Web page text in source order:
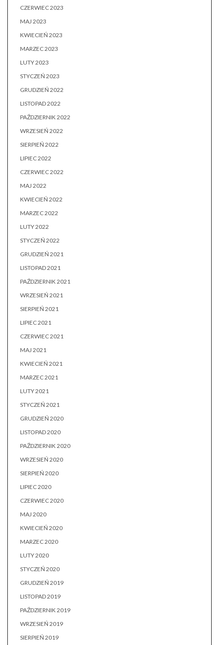
CZERWIEC 2023
MAJ 2023
KWIECIEŃ 2023
MARZEC 2023
LUTY 2023
STYCZEŃ 2023
GRUDZIEŃ 2022
LISTOPAD 2022
PAŹDZIERNIK 2022
WRZESIEŃ 2022
SIERPIEŃ 2022
LIPIEC 2022
CZERWIEC 2022
MAJ 2022
KWIECIEŃ 2022
MARZEC 2022
LUTY 2022
STYCZEŃ 2022
GRUDZIEŃ 2021
LISTOPAD 2021
PAŹDZIERNIK 2021
WRZESIEŃ 2021
SIERPIEŃ 2021
LIPIEC 2021
CZERWIEC 2021
MAJ 2021
KWIECIEŃ 2021
MARZEC 2021
LUTY 2021
STYCZEŃ 2021
GRUDZIEŃ 2020
LISTOPAD 2020
PAŹDZIERNIK 2020
WRZESIEŃ 2020
SIERPIEŃ 2020
LIPIEC 2020
CZERWIEC 2020
MAJ 2020
KWIECIEŃ 2020
MARZEC 2020
LUTY 2020
STYCZEŃ 2020
GRUDZIEŃ 2019
LISTOPAD 2019
PAŹDZIERNIK 2019
WRZESIEŃ 2019
SIERPIEŃ 2019